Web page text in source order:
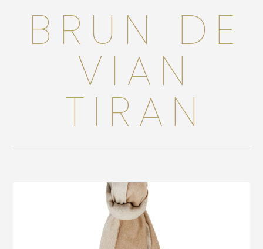
Bébé
Bijoux
Décoration
Jouets
Linge de maison
Senteurs
Vaisselle
BRUN DE
VIAN
TIRAN